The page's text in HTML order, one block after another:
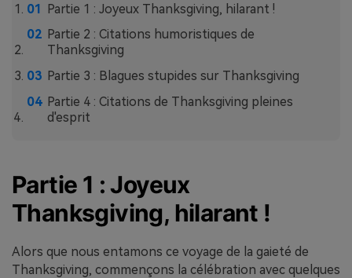
Partie 1 : Joyeux Thanksgiving, hilarant !
Partie 2 : Citations humoristiques de
Thanksgiving
Partie 3 : Blagues stupides sur Thanksgiving
Partie 4 : Citations de Thanksgiving pleines
d'esprit
Partie 1 : Joyeux
Thanksgiving, hilarant !
Alors que nous entamons ce voyage de la gaieté de
Thanksgiving, commençons la célébration avec quelques